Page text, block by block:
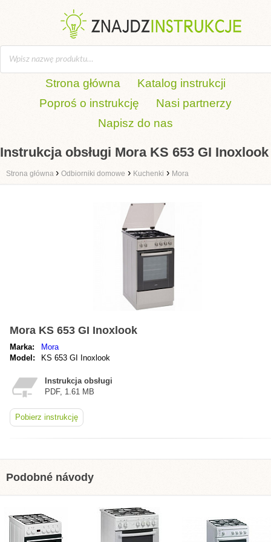
Strona główna
Katalog instrukcji
Poproś o instrukcję
Nasi partnerzy
Napisz do nas
Instrukcja obsługi Mora KS 653 GI Inoxlook
Strona główna › Odbiorniki domowe › Kuchenki › Mora
Mora KS 653 GI Inoxlook
Marka:
Mora
Model:
KS 653 GI Inoxlook
Instrukcja obsługi
PDF, 1.61 MB
Pobierz instrukcję
Podobné návody